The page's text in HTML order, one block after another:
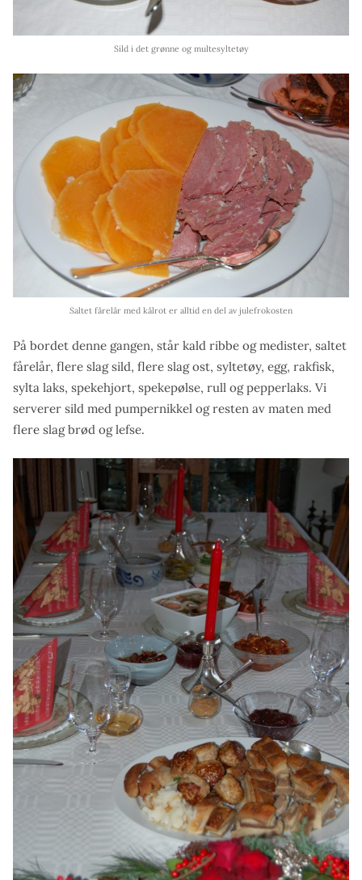
Sild i det grønne og multesyltetøy
Saltet fårelår med kålrot er alltid en del av julefrokosten
På bordet denne gangen, står kald ribbe og medister, saltet
fårelår, flere slag sild, flere slag ost, syltetøy, egg, rakfisk,
sylta laks, spekehjort, spekepølse, rull og pepperlaks. Vi
serverer sild med pumpernikkel og resten av maten med
flere slag brød og lefse.